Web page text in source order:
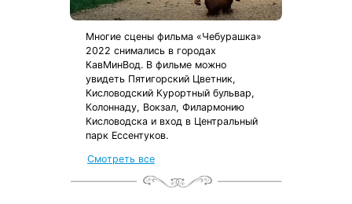
Многие сцены фильма «Чебурашка»
2022 снимались в городах
КавМинВод. В фильме можно
увидеть Пятигорский Цветник,
Кисловодский Курортный бульвар,
Колоннаду, Вокзал, Филармонию
Кисловодска и вход в Центральный
парк Ессентуков.
Смотреть все
от местных жителей
с чек-листом
и туристической картой